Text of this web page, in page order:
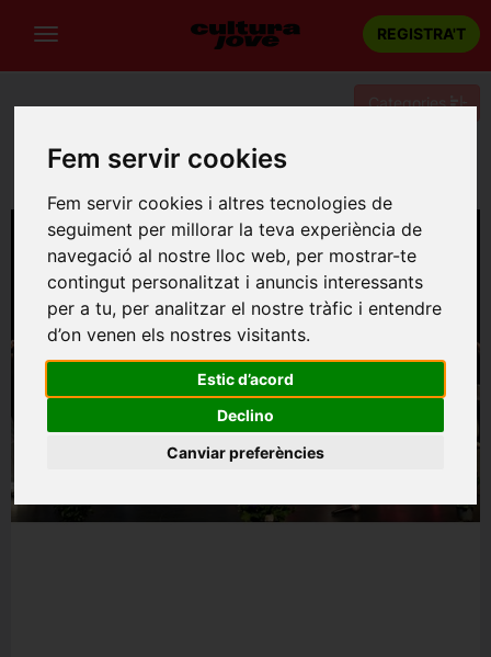
Fem servir cookies
Fem servir cookies i altres tecnologies de
seguiment per millorar la teva experiència de
navegació al nostre lloc web, per mostrar-te
contingut personalitzat i anuncis interessants
per a tu, per analitzar el nostre tràfic i entendre
d’on venen els nostres visitants.
Estic d’acord
Declino
Canviar preferències
REGISTRA'T
Categories
Portada Música
Barcelona